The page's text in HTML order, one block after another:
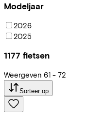
Modeljaar
2026
2025
1177 fietsen
Weergeven 61 - 72
Sorteer op